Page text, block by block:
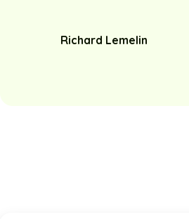
Richard Lemelin